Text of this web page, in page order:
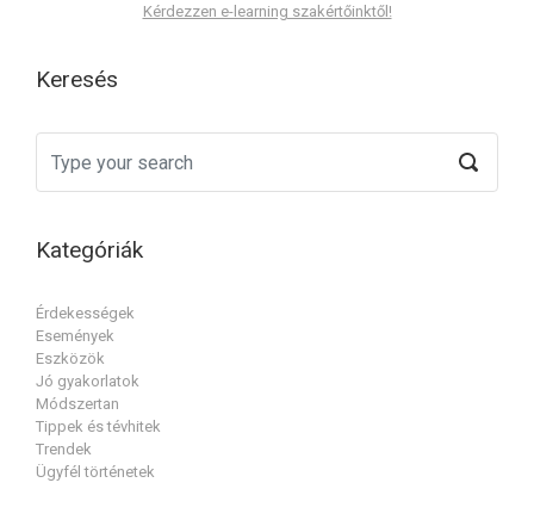
Kérdezzen e-learning szakértőinktől!
Keresés
Kategóriák
Érdekességek
Események
Eszközök
Jó gyakorlatok
Módszertan
Tippek és tévhitek
Trendek
Ügyfél történetek